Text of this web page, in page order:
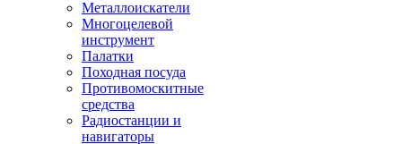
Металлоискатели
Многоцелевой
инструмент
Палатки
Походная посуда
Противомоскитные
средства
Радиостанции и
навигаторы